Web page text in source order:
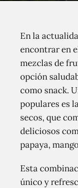
En la
encontrar en
mezclas de
opción
como snack.
populares es
secos, que
deliciosos
papaya,
Esta
único y